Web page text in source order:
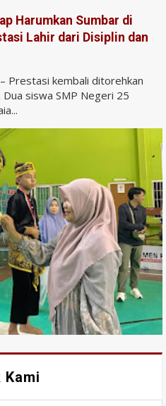
Harumkan Sumbar di
Lahir dari Disiplin dan
Prestasi kembali ditorehkan
siswa SMP Negeri 25
Kami